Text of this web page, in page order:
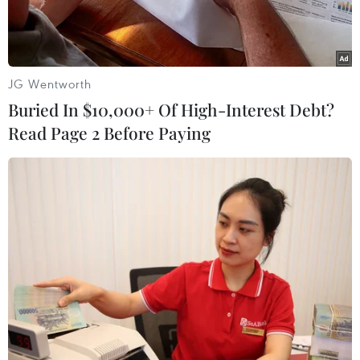
Ảnh minh họa (Nguồn: Reuters.)
Ngày 19/11, Trung Quốc đã công bố 10 thành tựu
quan trọng trong khoa học nông nghiệp của
năm 2020 trong khuôn khổ hội thảo giới thiệu
phát triển công nghệ và khoa học trong lĩnh vực
JG Wentworth
Buried In $10,000+ Of High-Interest Debt?
Read Page 2 Before Paying